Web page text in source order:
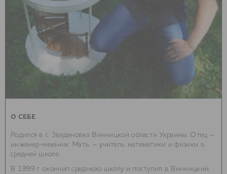
О СЕБЕ
Родился в с. Зведеновка Винницкой области Украины. Отец –
инженер-механик. Мать – учитель математики и физики в
средней школе.
В 1999 г. окончил среднюю школу и поступил в Винницкий